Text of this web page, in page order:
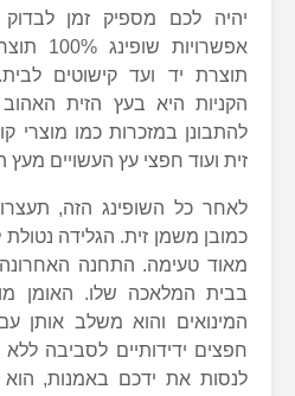
יהיה לכם מספיק זמן
תוצרת יד ועד קישוטים
הקניות היא בעץ הזית
להתבונן במזכרות כמו מוצרי
זית ועוד חפצי עץ העשויים מעץ
לאחר כל השופינג הזה,
כמובן משמן זית. הגלידה נטולת
מאוד טעימה. התחנה
בבית המלאכה שלו. האומן
המינואים והוא משלב אותן
חפצים ידידותיים לסביבה
לנסות את ידכם באמנות,